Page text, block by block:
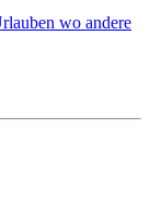
wo andere